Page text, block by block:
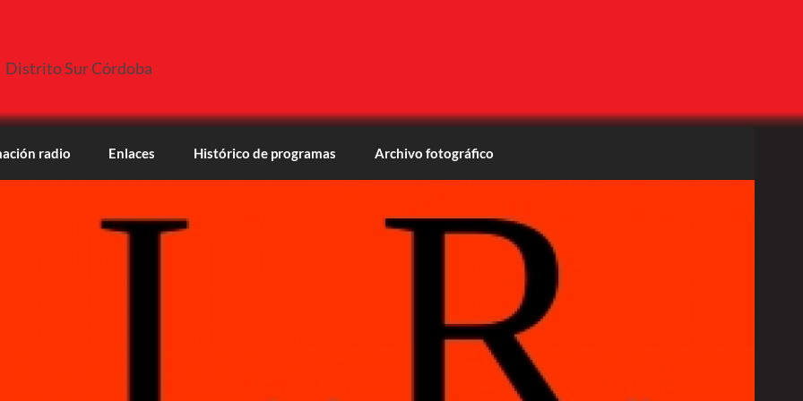
Distrito Sur Córdoba
radio Enlaces Histórico de programas Archivo fotográfico